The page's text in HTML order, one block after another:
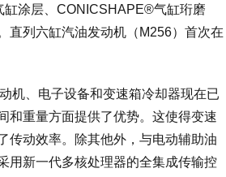
涂层、CONICSHAPE®气缸珩磨
直列六缸汽油发动机（M256）首次在
机、电子设备和变速箱冷却器现在已
和重量方面提供了优势。这使得变速
传动效率。除其他外，与电动辅助油
用新一代多核处理器的全集成传输控